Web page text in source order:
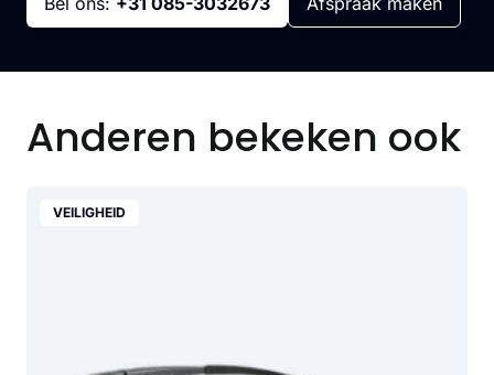
Anderen bekeken ook
VEILIGHEID